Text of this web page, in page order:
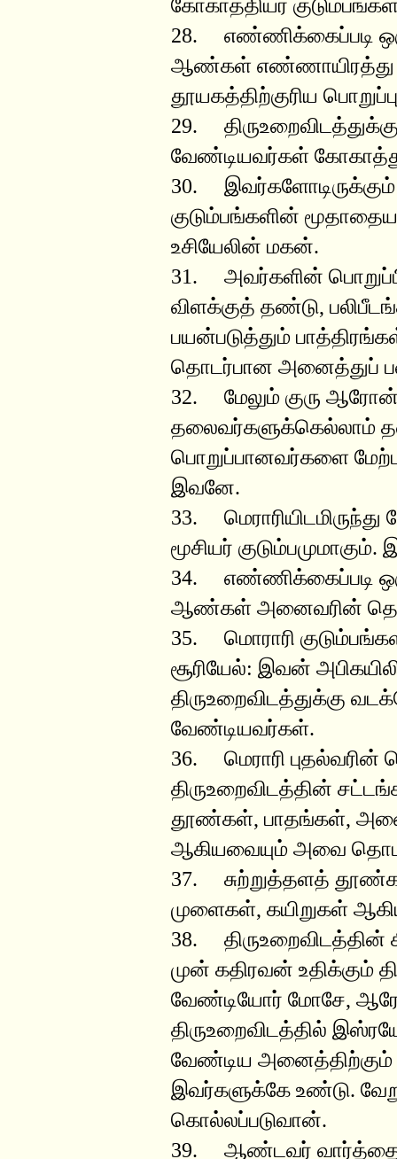
கோகாத்தியர்
28. எண்ணிக்கைப்படி
ஆண்கள் எண்ணாயிரத்து
தூயகத்திற்குரிய
29.
வேண்டியவர்கள்
30.
குடும்பங்களின்
உசியேலின் மகன்.
31. அவர்களின்
விளக்குத் தண்டு,
பயன்படுத்தும்
தொடர்பான அனைத்துப்
32. மேலும் குரு ஆரோன்
தலைவர்களுக்கெல்லாம்
பொறுப்பானவர்களை
இவனே.
33.
மூசியர்
34. எண்ணிக்கைப்படி
ஆண்கள் அனைவரின்
35. மொராரி
சூரியேல்: இவன்
திருஉறைவிடத்துக்கு
வேண்டியவர்கள்.
36. மெராரி புதல்வரின்
திருஉறைவிடத்தின்
தூண்கள், பாதங்கள்,
ஆகியவையும் அவை
37. சுற்றுத்தளத்
முளைகள், கயிறுகள்
38. திருஉறைவிடத்தின்
முன் கதிரவன் உதிக்கும்
வேண்டியோர் மோசே,
திருஉறைவிடத்தில்
வேண்டிய அனைத்திற்கும்
இவர்களுக்கே உண்டு.
கொல்லப்படுவான்.
39. ஆண்டவர்